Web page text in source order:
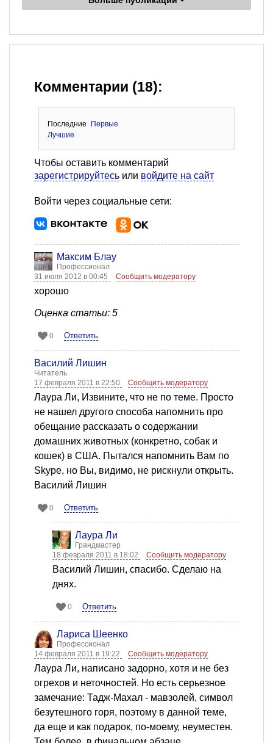
Комментарии (18):
Последние
Первые
Лучшие
Чтобы оставить комментарий
зарегистрируйтесь или войдите на сайт
Войти через социальные сети:
Максим Блау
Профессионал
31 июля 2012 в 00:45
Сообщить модератору
хорошо
Оценка статьи: 5
0 Ответить
Василий Лишин
Читатель
17 февраля 2011 в 22:50
Сообщить модератору
Лаура Ли, Извините, что не по теме. Просто
не нашел другого способа напомнить про
обещание рассказать о содержании
домашних животных (конкретно, собак и
кошек) в США. Пытался напомнить Вам по
Skype, но Вы, видимо, не рискнули открыть.
Василий Лишин
0 Ответить
Лаура Ли
Грандмастер
18 февраля 2011 в 18:02
Сообщить модератору
Василий Лишин, спасибо. Сделаю на
днях.
0 Ответить
Лариса Шеенко
Профессионал
14 февраля 2011 в 19:22
Сообщить модератору
Лаура Ли, написано задорно, хотя и не без
огрехов и неточностей. Но есть серьезное
замечание: Тадж-Махал - мавзолей, символ
безутешного горя, поэтому в данной теме,
да еще и как подарок, по-моему, неуместен.